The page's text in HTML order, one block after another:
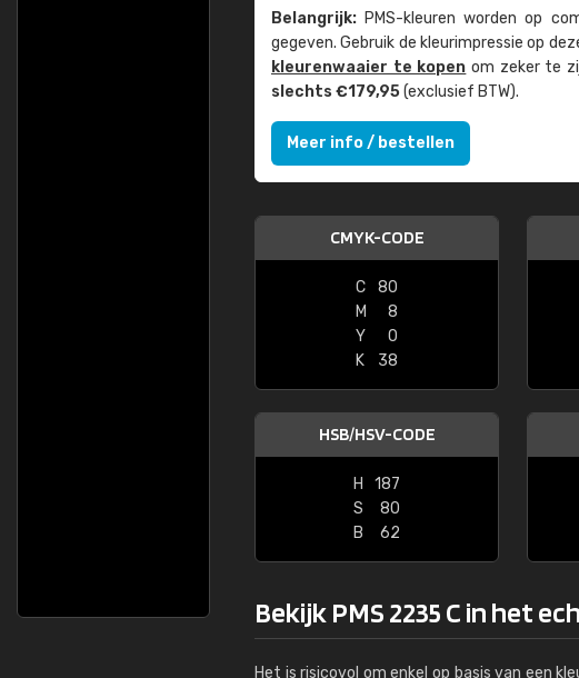
Belangrijk: PMS-kleuren worden op
gegeven. Gebruik de kleur­impressie op
kleuren­waaier te kopen om zeker te
slechts €179,95(exclusief BTW).
Meer info / bestellen
CMYK-CODE
C
80
M
8
Y
0
K
38
HSB/HSV-CODE
H
187
S
80
B
62
Bekijk PMS 2235 C in het
Het is risicovol om enkel op basis van een